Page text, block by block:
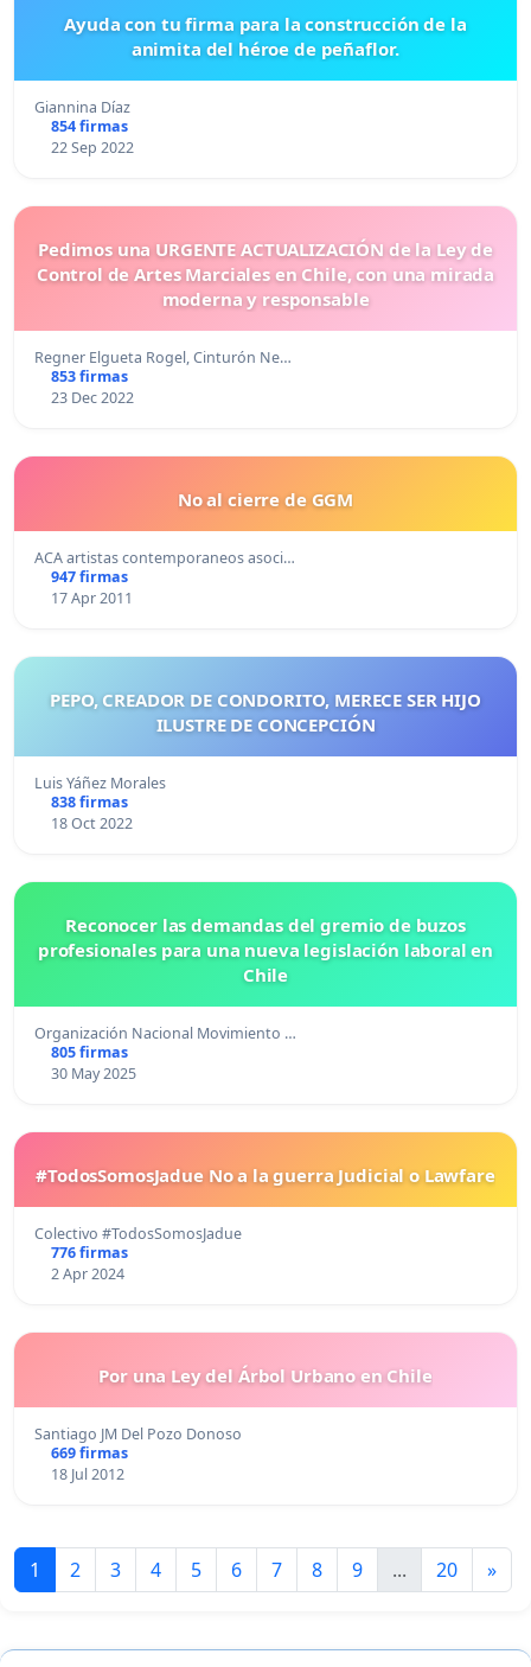
Ayuda con tu firma para la construcción de la
animita del héroe de peñaflor.
Giannina Díaz
854 firmas
22 Sep 2022
Pedimos una URGENTE ACTUALIZACIÓN de la Ley de
Control de Artes Marciales en Chile, con una mirada
moderna y responsable
Regner Elgueta Rogel, Cinturón Ne…
853 firmas
23 Dec 2022
No al cierre de GGM
ACA artistas contemporaneos asoci…
947 firmas
17 Apr 2011
PEPO, CREADOR DE CONDORITO, MERECE SER HIJO
ILUSTRE DE CONCEPCIÓN
Luis Yáñez Morales
838 firmas
18 Oct 2022
Reconocer las demandas del gremio de buzos
profesionales para una nueva legislación laboral en
Chile
Organización Nacional Movimiento …
805 firmas
30 May 2025
#TodosSomosJadue No a la guerra Judicial o Lawfare
Colectivo #TodosSomosJadue
776 firmas
2 Apr 2024
Por una Ley del Árbol Urbano en Chile
Santiago JM Del Pozo Donoso
669 firmas
18 Jul 2012
1 2 3 4 5 6 7 8 9 ... 20 »